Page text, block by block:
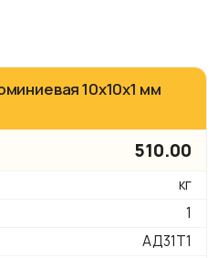
10х10х1 мм
510.00
кг
1
АД31Т1